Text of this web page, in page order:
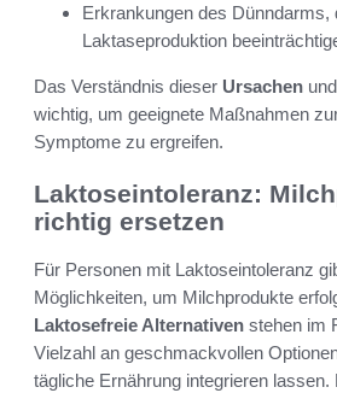
Erkrankungen des Dünndarms,
Laktaseproduktion
Das Verständnis dieser Ursachen und
wichtig, um geeignete Maßnahmen
Symptome zu ergreifen.
Laktoseintoleranz:
richtig ersetzen
Für Personen mit Laktoseintoleranz
Möglichkeiten, um Milchprodukte
Laktosefreie Alternativen stehen im
Vielzahl an geschmackvollen
tägliche Ernährung integrieren lassen.